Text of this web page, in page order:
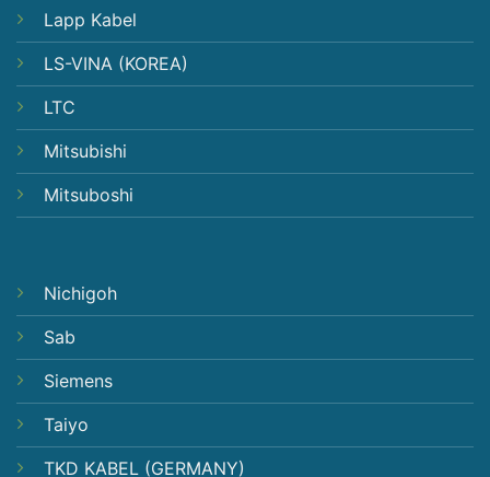
Lapp Kabel
LS-VINA (KOREA)
LTC
Mitsubishi
Mitsuboshi
Nichigoh
Sab
Siemens
Taiyo
TKD KABEL (GERMANY)